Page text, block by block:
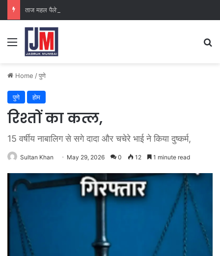
ताज महल पैलेस
Home /पुणे
पुणे होम
रिश्तों का कत्ल,
15 वर्षीय नाबालिग से सगे दादा और चचेरे भाई ने किया दुष्कर्म,
Sultan Khan May 29, 2026 0 12 1 minute read